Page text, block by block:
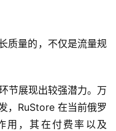
质量的，不仅是流量规
节展现出较强潜力。万
，RuStore 在当前俄罗
用，其在付费率以及